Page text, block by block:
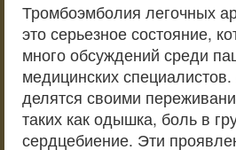
Тромбоэмболия легочных
это серьезное состояние,
много обсуждений среди
медицинских
делятся своими
таких как одышка, боль в
сердцебиение. Эти